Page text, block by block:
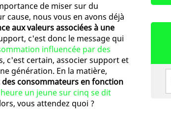
de miser sur du
nous vous en avons déjà
aux valeurs associées à une
c'est donc le message qui
influencée par des
c'est certain, associer support et
génération. En la matière,
consommateurs en fonction
un jeune sur cinq se dit
vous attendez quoi ?